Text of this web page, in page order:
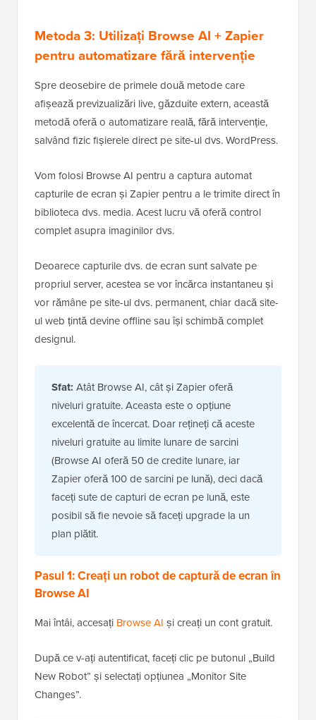
Metoda 3: Utilizați Browse AI + Zapier
pentru automatizare fără intervenție
Spre deosebire de primele două metode care
afișează previzualizări live, găzduite extern, această
metodă oferă o automatizare reală, fără intervenție,
salvând fizic fișierele direct pe site-ul dvs. WordPress.
Vom folosi Browse AI pentru a captura automat
capturile de ecran și Zapier pentru a le trimite direct în
biblioteca dvs. media. Acest lucru vă oferă control
complet asupra imaginilor dvs.
Deoarece capturile dvs. de ecran sunt salvate pe
propriul server, acestea se vor încărca instantaneu și
vor rămâne pe site-ul dvs. permanent, chiar dacă site-
ul web țintă devine offline sau își schimbă complet
designul.
Sfat: Atât Browse AI, cât și Zapier oferă
niveluri gratuite. Aceasta este o opțiune
excelentă de încercat. Doar rețineți că aceste
niveluri gratuite au limite lunare de sarcini
(Browse AI oferă 50 de credite lunare, iar
Zapier oferă 100 de sarcini pe lună), deci dacă
faceți sute de capturi de ecran pe lună, este
posibil să fie nevoie să faceți upgrade la un
plan plătit.
Pasul 1: Creați un robot de captură de ecran în
Browse AI
Mai întâi, accesați Browse AI și creați un cont gratuit.
După ce v-ați autentificat, faceți clic pe butonul „Build
New Robot” și selectați opțiunea „Monitor Site
Changes”.